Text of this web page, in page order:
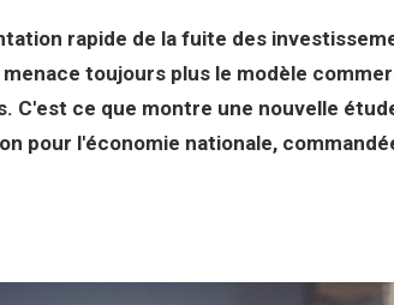
rapide de la fuite des
toujours plus le modèle
C'est ce que montre une nouvelle
pour l'économie nationale,